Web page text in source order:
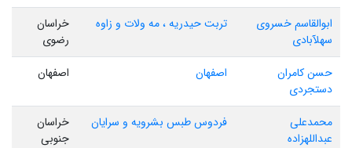
ابوالقاسم خسروی
سهلآبادی
تربت حیدریه ، مه ولات و زاوه
خراسان
رضوی
حسن کامران
دستجردی
اصفهان اصفهان
محمدعلی
عبداللهزاده
فردوس طبس بشرویه و سرایان
خراسان
جنوبی